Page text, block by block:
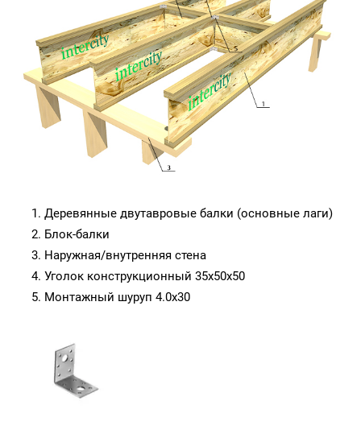
Деревянные двутавровые балки (основные лаги)
Блок-балки
Наружная/внутренняя стена
Уголок конструкционный 35х50х50
Монтажный шуруп 4.0х30